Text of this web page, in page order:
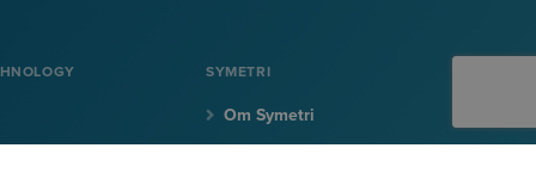
SYMETRI
Om Symetri